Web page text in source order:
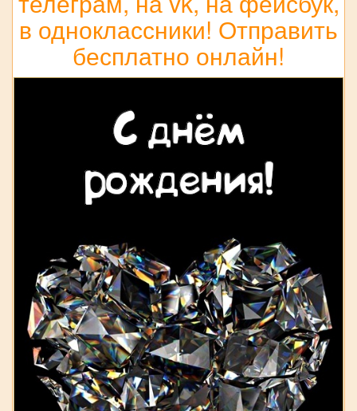
в одноклассники! Отправить
бесплатно онлайн!